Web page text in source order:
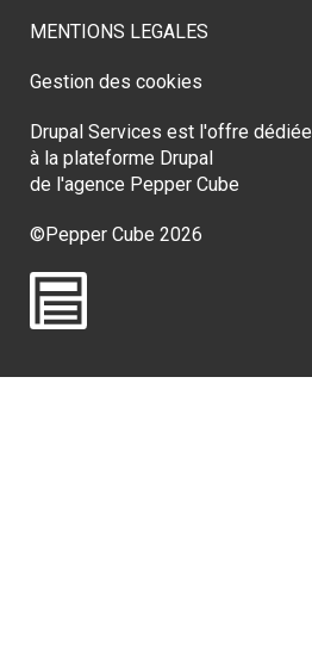
MENTIONS LEGALES
Gestion des cookies
Drupal Services est l'offre dédiée
à la plateforme Drupal
de l'agence Pepper Cube
©Pepper Cube 2026